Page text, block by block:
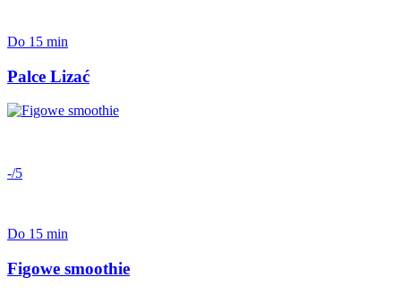
Do 15 min
Palce Lizać
-/5
Do 15 min
Figowe smoothie